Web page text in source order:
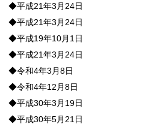
◆平成21年3月24日
◆平成21年3月24日
◆平成19年10月1日
◆平成21年3月24日
◆令和4年3月8日
◆令和4年12月8日
◆平成30年3月19日
◆平成30年5月21日